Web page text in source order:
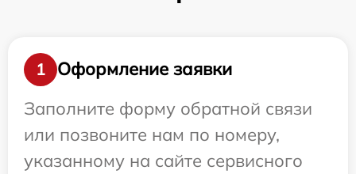
1
Оформление заявки
Заполните форму обратной связи
или позвоните нам по номеру,
указанному на сайте сервисного